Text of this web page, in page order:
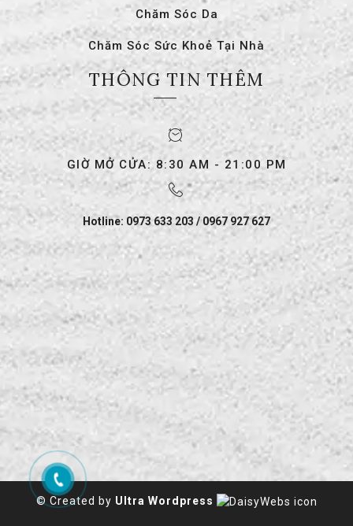
Chăm Sóc Da
Chăm Sóc Sức Khoẻ Tại Nhà
THÔNG TIN THÊM
GIỜ MỞ CỬA: 8:30 AM - 21:00 PM
Hotline: 0973 633 203 / 0967 927 627
© Created by Ultra Wordpress